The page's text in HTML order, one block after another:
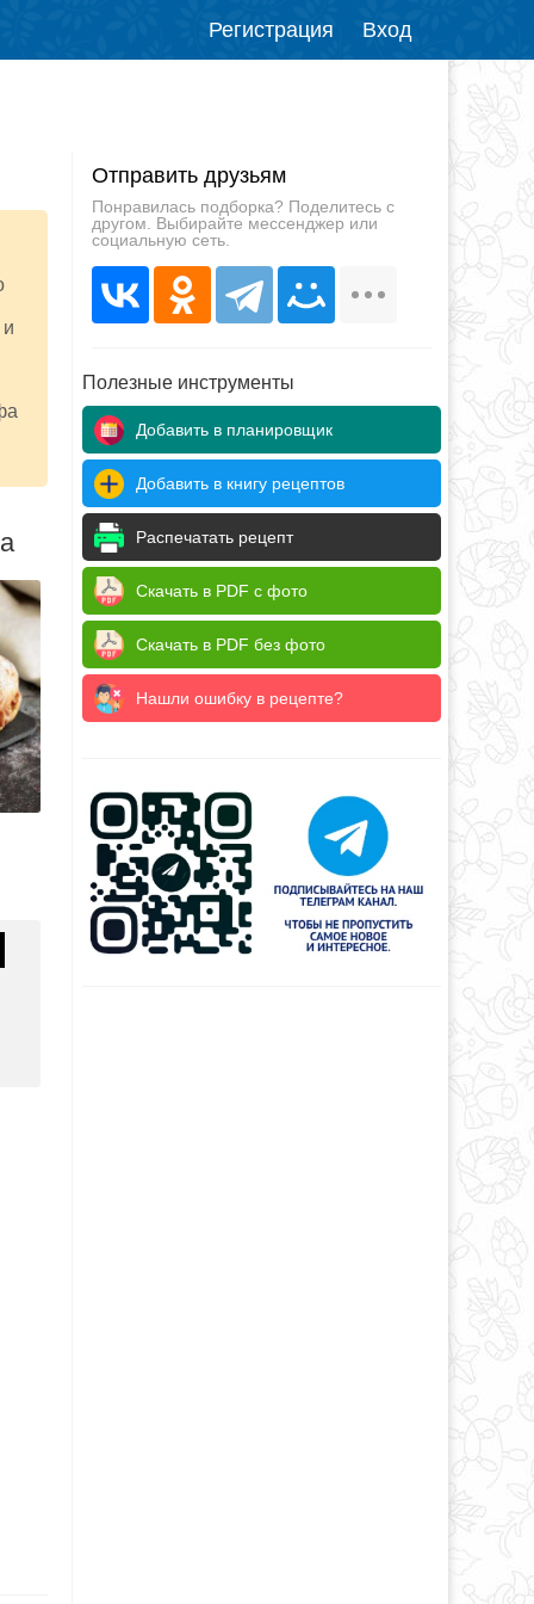
Регистрация Вход
Отправить друзьям
Понравилась подборка? Поделитесь с
другом. Выбирайте мессенджер или
социальную сеть.
Полезные инструменты
Добавить в планировщик
Добавить в книгу рецептов
Распечатать рецепт
Скачать в PDF с фото
Скачать в PDF без фото
Нашли ошибку в рецепте?